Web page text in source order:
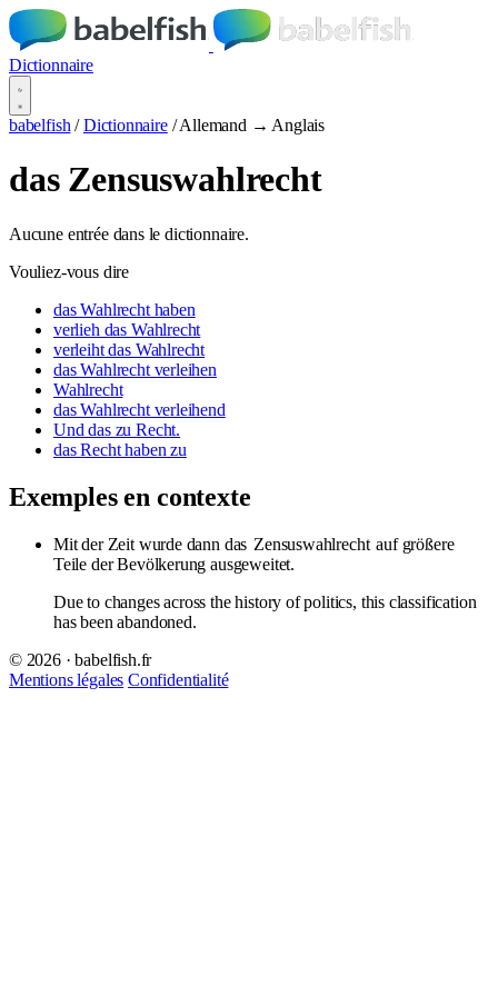
Dictionnaire
babelfish / Dictionnaire / Allemand → Anglais
das Zensuswahlrecht
Aucune entrée dans le dictionnaire.
Vouliez-vous dire
das Wahlrecht haben
verlieh das Wahlrecht
verleiht das Wahlrecht
das Wahlrecht verleihen
Wahlrecht
das Wahlrecht verleihend
Und das zu Recht.
das Recht haben zu
Exemples en contexte
Mit der Zeit wurde dann das Zensuswahlrecht auf größere
Teile der Bevölkerung ausgeweitet.
Due to changes across the history of politics, this classification
has been abandoned.
© 2026 · babelfish.fr
Mentions légales Confidentialité